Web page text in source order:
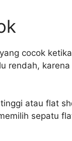
cocok
rendah,
atau flat
sepatu